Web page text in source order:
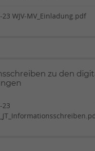
23 WJV-MV_Einladung.pdf
zu den
23